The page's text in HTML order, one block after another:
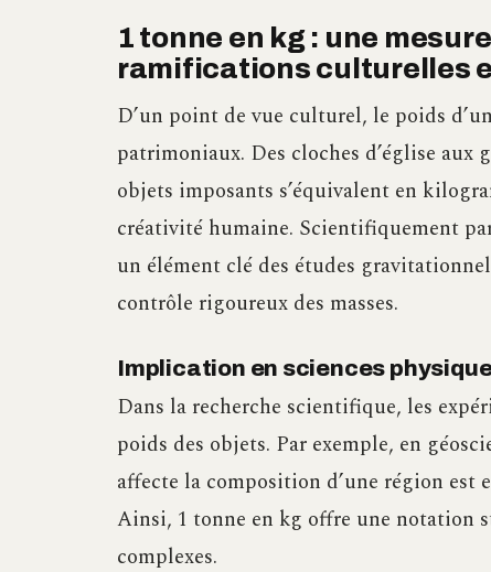
1 tonne en kg : une
ramifications culturelles
D’un point de vue culturel, le poids
patrimoniaux. Des cloches d’église aux
objets imposants s’équivalent en
créativité humaine. Scientifiquement
un élément clé des études
contrôle rigoureux des masses.
Implication en sciences
Dans la recherche scientifique, les
poids des objets. Par exemple, en
affecte la composition d’une région est
Ainsi, 1 tonne en kg offre une notation
complexes.